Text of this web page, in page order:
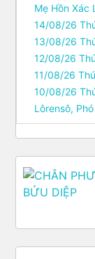
Mẹ Hồn Xác
14/08/26
13/08/26
12/08/26
11/08/26
10/08/26
Lôrensô,